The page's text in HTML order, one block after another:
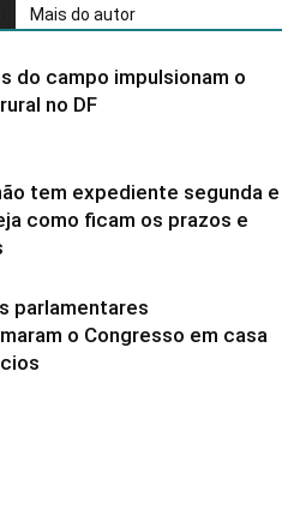
Mais do autor
do campo impulsionam o
no DF
tem expediente segunda e
como ficam os prazos e
parlamentares
o Congresso em casa